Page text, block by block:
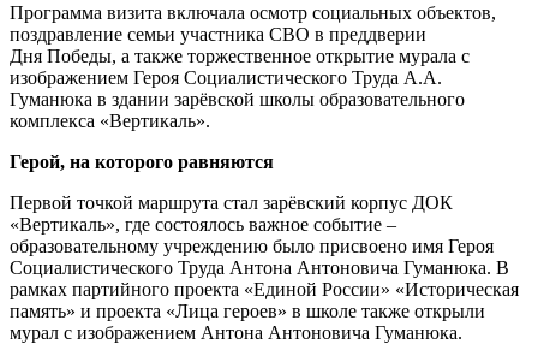
Программа визита включала осмотр социальных объектов,
поздравление семьи участника СВО в преддверии
Дня Победы, а также торжественное открытие мурала с
изображением Героя Социалистического Труда А.А.
Гуманюка в здании зарёвской школы образовательного
комплекса «Вертикаль».
Герой, на которого равняются
Первой точкой маршрута стал зарёвский корпус ДОК
«Вертикаль», где состоялось важное событие –
образовательному учреждению было присвоено имя Героя
Социалистического Труда Антона Антоновича Гуманюка. В
рамках партийного проекта «Единой России» «Историческая
память» и проекта «Лица героев» в школе также открыли
мурал с изображением Антона Антоновича Гуманюка.